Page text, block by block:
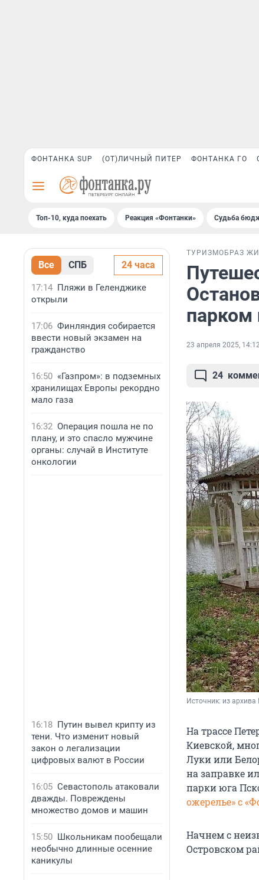
ФОНТАНКА SUP (ОТ)ЛИЧНЫЙ ПИТЕР ФОНТАНКА ГО
Топ-10, куда поехать Реакция «Фонтанки» Судьба
Все СПБ 24 часа
17:14 Пляжи в Геленджике
открыли
17:06 Финляндия собирается
ввести новый экзамен на
гражданство
16:50 «Газпром»: в подземных
хранилищах Европы рекордно
мало газа
16:32 Операция пошла не по
плану, и это спасло мужчине
органы: случай в Институте
онкологии
16:18 Путин вывел крипту из
тени. Что изменит новый
закон о легализации
цифровых валют в России
16:05 Севастополь атаковали
дважды. Повреждены
множество домов и машин
15:50 Школьникам пообещали
необычно длинные осенние
каникулы
ТУРИЗМОБРАЗ
парком
23 апреля 2025,
24
Источник: из
На трассе
Киевской,
Луки или
на заправке
парки юга
ожерелье» с
Начнем с
Островском